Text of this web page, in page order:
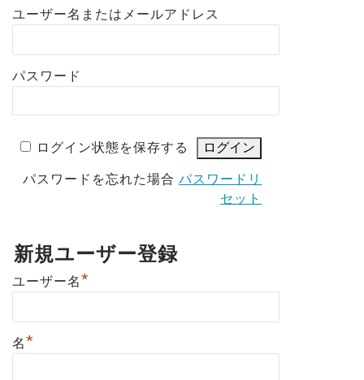
ユーザー名またはメールアドレス
パスワード
ログイン状態を保存する
パスワードを忘れた場合パスワードリ
セット
新規ユーザー登録
ユーザー名*
名*